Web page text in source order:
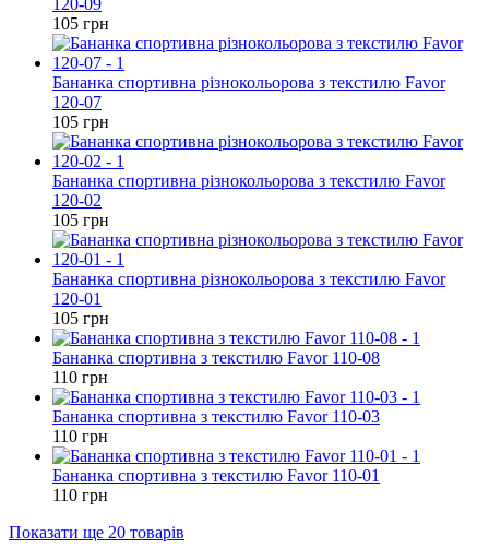
105 грн
Бананка спортивна різнокольорова з текстилю Favor
120-07
105 грн
Бананка спортивна різнокольорова з текстилю Favor
120-02
105 грн
Бананка спортивна різнокольорова з текстилю Favor
120-01
105 грн
Бананка спортивна з текстилю Favor 110-08
110 грн
Бананка спортивна з текстилю Favor 110-03
110 грн
Бананка спортивна з текстилю Favor 110-01
110 грн
Показати ще 20 товарів